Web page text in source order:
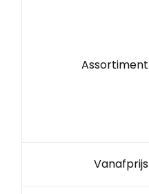
Assortiment
Vanafprijs